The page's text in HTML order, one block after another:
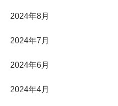
2024年8月
2024年7月
2024年6月
2024年4月